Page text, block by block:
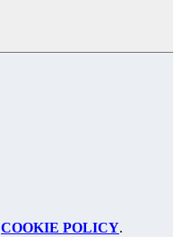
COOKIE POLICY.